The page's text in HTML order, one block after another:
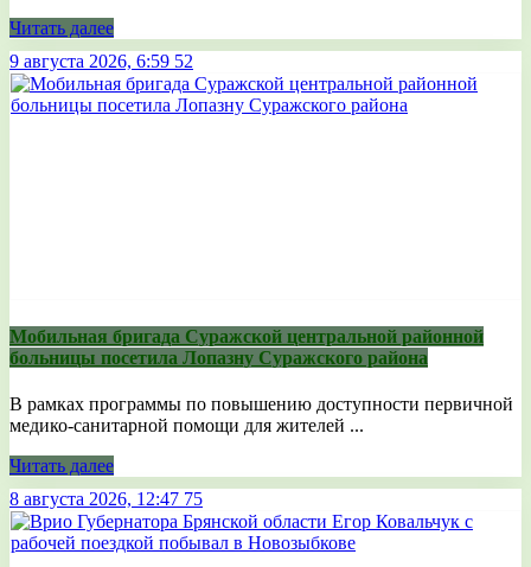
Читать далее
9 августа 2026, 6:59 52
Мобильная бригада Суражской центральной районной
больницы посетила Лопазну Суражского района
В рамках программы по повышению доступности первичной
медико-санитарной помощи для жителей ...
Читать далее
8 августа 2026, 12:47 75